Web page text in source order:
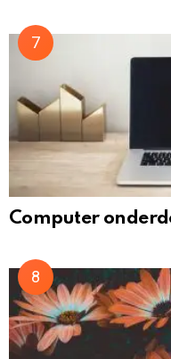
Computer